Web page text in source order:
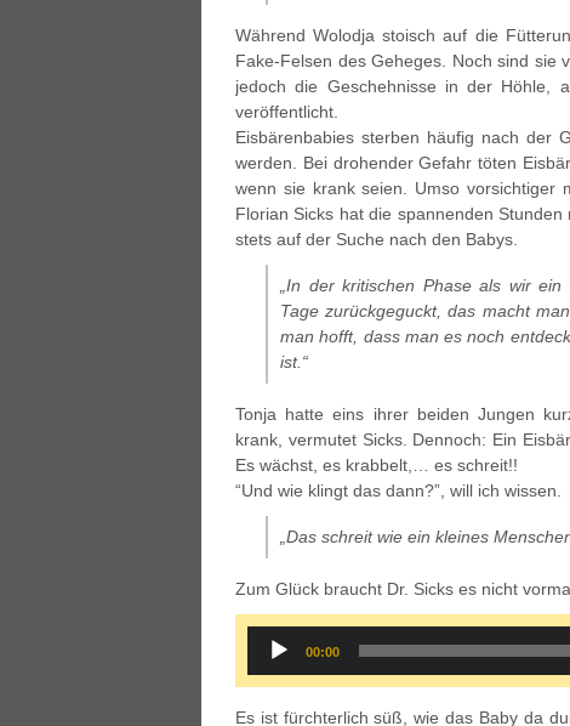
Während Wolodja stoisch auf die
Fake-Felsen des Geheges. Noch sind sie
jedoch die Geschehnisse in der Höhle,
veröffentlicht.
Eisbärenbabies sterben häufig nach der
werden. Bei drohender Gefahr töten
wenn sie krank seien. Umso vorsichtiger
Florian Sicks hat die spannenden
stets auf der Suche nach den Babys.
„In der kritischen Phase als wir
Tage zurückgeguckt, das macht
man hofft, dass man es noch
ist.“
Tonja hatte eins ihrer beiden Jungen
krank, vermutet Sicks. Dennoch: Ein
Es wächst, es krabbelt,… es schreit!!
“Und wie klingt das dann?”, will ich wissen.
„Das schreit wie ein kleines
Zum Glück braucht Dr. Sicks es nicht
Audio
Player
00:00
Es ist fürchterlich süß, wie das Baby da